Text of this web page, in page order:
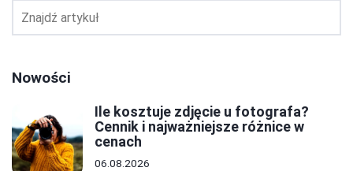
Nowości
Ile kosztuje zdjęcie u fotografa?
Cennik i najważniejsze różnice w
cenach
06.08.2026